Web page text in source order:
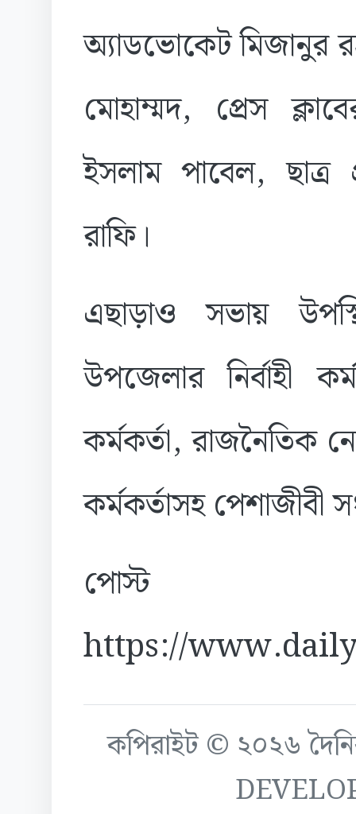
অ্যাডভোকেট মিজানুর
মোহাম্মদ, প্রেস
ইসলাম পাবেল,
রাফি।
এছাড়াও সভায়
উপজেলার নির্বাহী
কর্মকর্তা, রাজনৈতিক
কর্মকর্তাসহ পেশাজীবী
https://
কপিরাইট © ২০২৬